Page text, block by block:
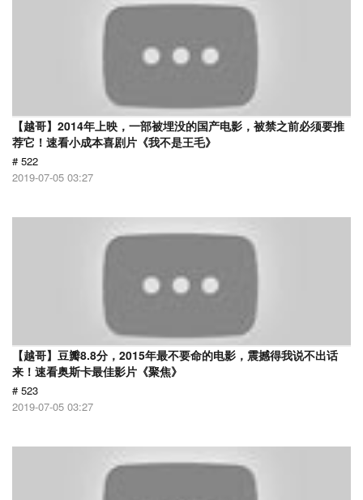
【越哥】2014年上映，一部被埋没的国产电影，被禁之前必须要推
荐它！速看小成本喜剧片《我不是王毛》
# 522
2019-07-05 03:27
【越哥】豆瓣8.8分，2015年最不要命的电影，震撼得我说不出话
来！速看奥斯卡最佳影片《聚焦》
# 523
2019-07-05 03:27